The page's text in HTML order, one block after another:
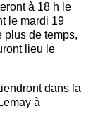
à 18 h le
le mardi 19
plus de temps,
lieu le
dans la
à